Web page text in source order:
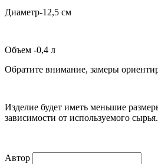
Диаметр-12,5 см
Объем -0,4 л
Обратите внимание, замеры
Изделие будет иметь меньшие
зависимости от используемого сырья.
Автор